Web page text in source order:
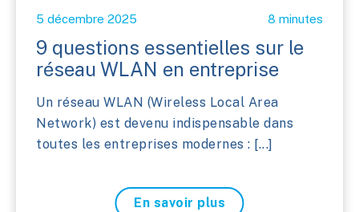
5 décembre 2025 8 minutes
9 questions essentielles sur le
réseau WLAN en entreprise
Un réseau WLAN (Wireless Local Area
Network) est devenu indispensable dans
toutes les entreprises modernes : [...]
En savoir plus